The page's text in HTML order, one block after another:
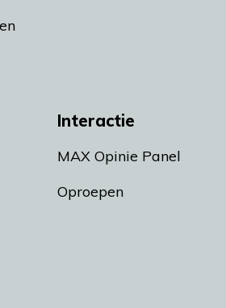
Interactie
MAX Opinie Panel
Oproepen